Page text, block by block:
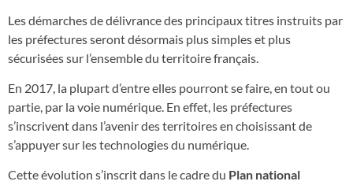
Les démarches de délivrance des principaux titres instruits par
les préfectures seront désormais plus simples et plus
sécurisées sur l’ensemble du territoire français.
En 2017, la plupart d’entre elles pourront se faire, en tout ou
partie, par la voie numérique. En effet, les préfectures
s’inscrivent dans l’avenir des territoires en choisissant de
s’appuyer sur les technologies du numérique.
Cette évolution s’inscrit dans le cadre du Plan national